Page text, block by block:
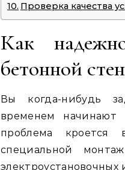
Проверка качества
Как
бетонной
Вы когда-нибудь
временем
проблема кроется
специальной
электроустановочных